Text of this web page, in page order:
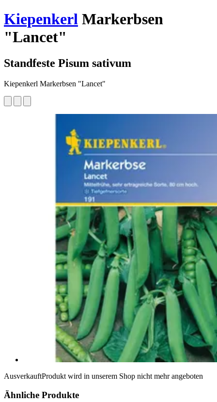
Kiepenkerl Markerbsen
"Lancet"
Standfeste Pisum sativum
Kiepenkerl Markerbsen "Lancet"
AusverkauftProdukt wird in unserem Shop nicht mehr angeboten
Ähnliche Produkte